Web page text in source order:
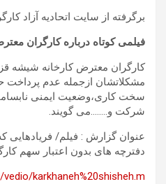
برگرفته از سایت اتحادیه آزاد
فیلمی کوتاه درباره کارگران
کارگران معترض کارخانه شیشه
مشکلاتشان ازجمله عدم
سخت کاری،وضعیت ایمنی
شرکت و……..می گویند.
دفترچه های بدون اعتبار سهم
karkhaneh%20shisheh.m